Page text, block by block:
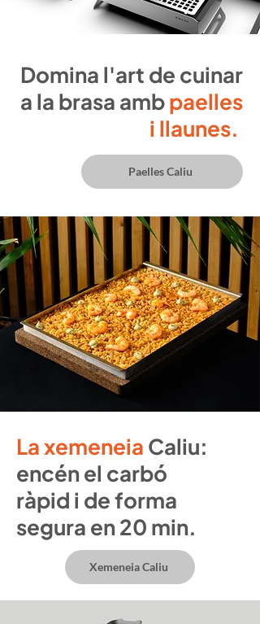
Domina l'art de cuinar
a la brasa ambpaelles
i llaunes.
Paelles Caliu
La xemeneia Caliu:
encén el carbó
ràpid i de forma
segura en 20 min.
Xemeneia Caliu